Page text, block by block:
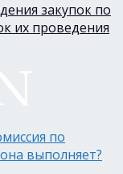
закупок по
их проведения